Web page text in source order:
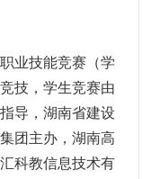
业技能竞赛 （学
技，学生竞赛由
导，湖南省建设
团主办，湖南高
科教信息技术有